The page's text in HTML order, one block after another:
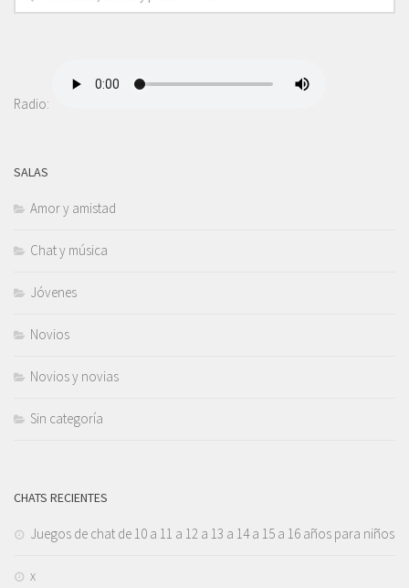
Radio:
SALAS
Amor y amistad
Chat y música
Jóvenes
Novios
Novios y novias
Sin categoría
CHATS RECIENTES
Juegos de chat de 10 a 11 a 12 a 13 a 14 a 15 a 16 años para niños
x